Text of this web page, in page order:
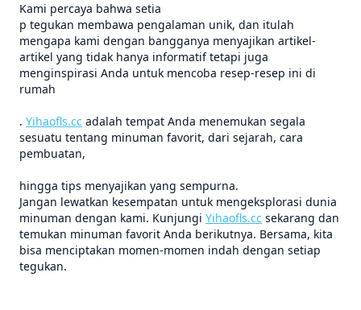
Kami percaya bahwa setia
p tegukan membawa pengalaman unik, dan itulah
mengapa kami dengan bangganya menyajikan artikel-
artikel yang tidak hanya informatif tetapi juga
menginspirasi Anda untuk mencoba resep-resep ini di
rumah
. Yihaofls.cc adalah tempat Anda menemukan segala
sesuatu tentang minuman favorit, dari sejarah, cara
pembuatan,
hingga tips menyajikan yang sempurna.
Jangan lewatkan kesempatan untuk mengeksplorasi dunia
minuman dengan kami. Kunjungi Yihaofls.cc sekarang dan
temukan minuman favorit Anda berikutnya. Bersama, kita
bisa menciptakan momen-momen indah dengan setiap
tegukan.